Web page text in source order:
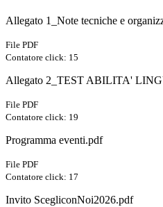
Allegato 1_Note tecniche e
File PDF
Contatore click: 15
Allegato 2_TEST ABILITA'
File PDF
Contatore click: 19
Programma eventi.pdf
File PDF
Contatore click: 17
Invito ScegliconNoi2026.pdf